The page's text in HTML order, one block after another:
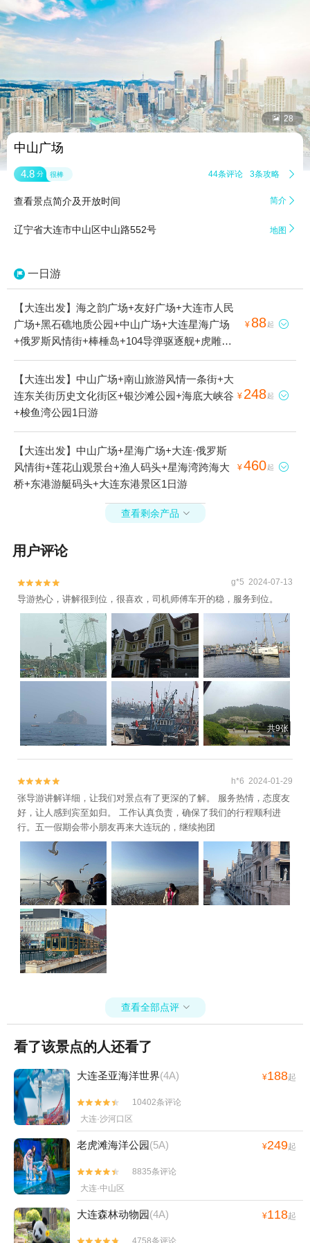
 28
中山广场
4.8 分 很棒 44条评论 3条攻略 
查看景点简介及开放时间 简介 
辽宁省大连市中山区中山路552号 地图 
一日游
【大连出发】海之韵广场+友好广场+大连市人民
广场+黑石礁地质公园+中山广场+大连星海广场
+俄罗斯风情街+棒棰岛+104导弹驱逐舰+虎雕广
场+北大桥+大连滨海路+莲花山观景台+东方威
尼斯水城+大连东港帆船航海+渔人码头+星海湾
跨海大桥+有轨电车+小平岛游艇码头+大连老码
头景区1日游
¥ 88起 
【大连出发】中山广场+南山旅游风情一条街+大
连东关街历史文化街区+银沙滩公园+海底大峡谷
+梭鱼湾公园1日游
¥ 248起 
【大连出发】中山广场+星海广场+大连·俄罗斯
风情街+莲花山观景台+渔人码头+星海湾跨海大
桥+东港游艇码头+大连东港景区1日游
¥460起 
查看剩余产品 
用户评论

 g*5 2024-07-13
导游热心，讲解很到位，很喜欢，司机师傅车开的稳，服务到位。
共9张

 h*6 2024-01-29
张导游讲解详细，让我们对景点有了更深的了解。 服务热情，态度友
好，让人感到宾至如归。 工作认真负责，确保了我们的行程顺利进
行。五一假期会带小朋友再来大连玩的，继续抱团
查看全部点评 
看了该景点的人还看了
大连圣亚海洋世界(4A) ¥188起


10402条评论
大连·沙河口区
老虎滩海洋公园(5A) ¥249起


8835条评论
大连·中山区
大连森林动物园(4A) ¥118起

 4758条评论
